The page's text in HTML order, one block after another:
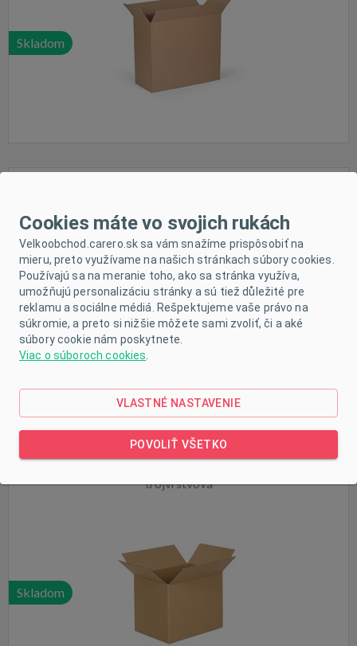
Skladom
Skladom
Kartónová klopová krabica 450x250x200 mm
trojvrstvová
Skladom
Cookies máte vo svojich rukách
Velkoobchod.carero.sk sa vám snažíme prispôsobiť na
mieru, preto využívame na našich stránkach súbory cookies.
Používajú sa na meranie toho, ako sa stránka využíva,
umožňujú personalizáciu stránky a sú tiež důležité pre
reklamu a sociálne médiá. Rešpektujeme vaše právo na
súkromie, a preto si nižšie môžete sami zvoliť, či a aké
súbory cookie nám poskytnete.
Viac o súboroch cookies
VLASTNÉ NASTAVENIE
POVOLIŤ VŠETKO